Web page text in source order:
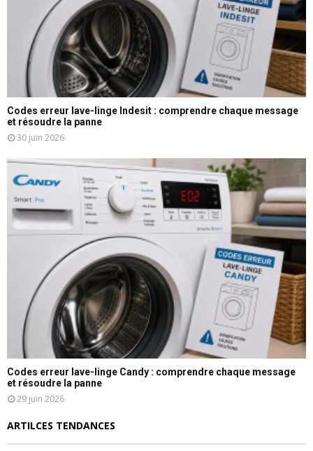
Codes erreur lave-linge Indesit : comprendre chaque message
et résoudre la panne
30 juin 2026
Codes erreur lave-linge Candy : comprendre chaque message
et résoudre la panne
29 juin 2026
ARTILCES TENDANCES